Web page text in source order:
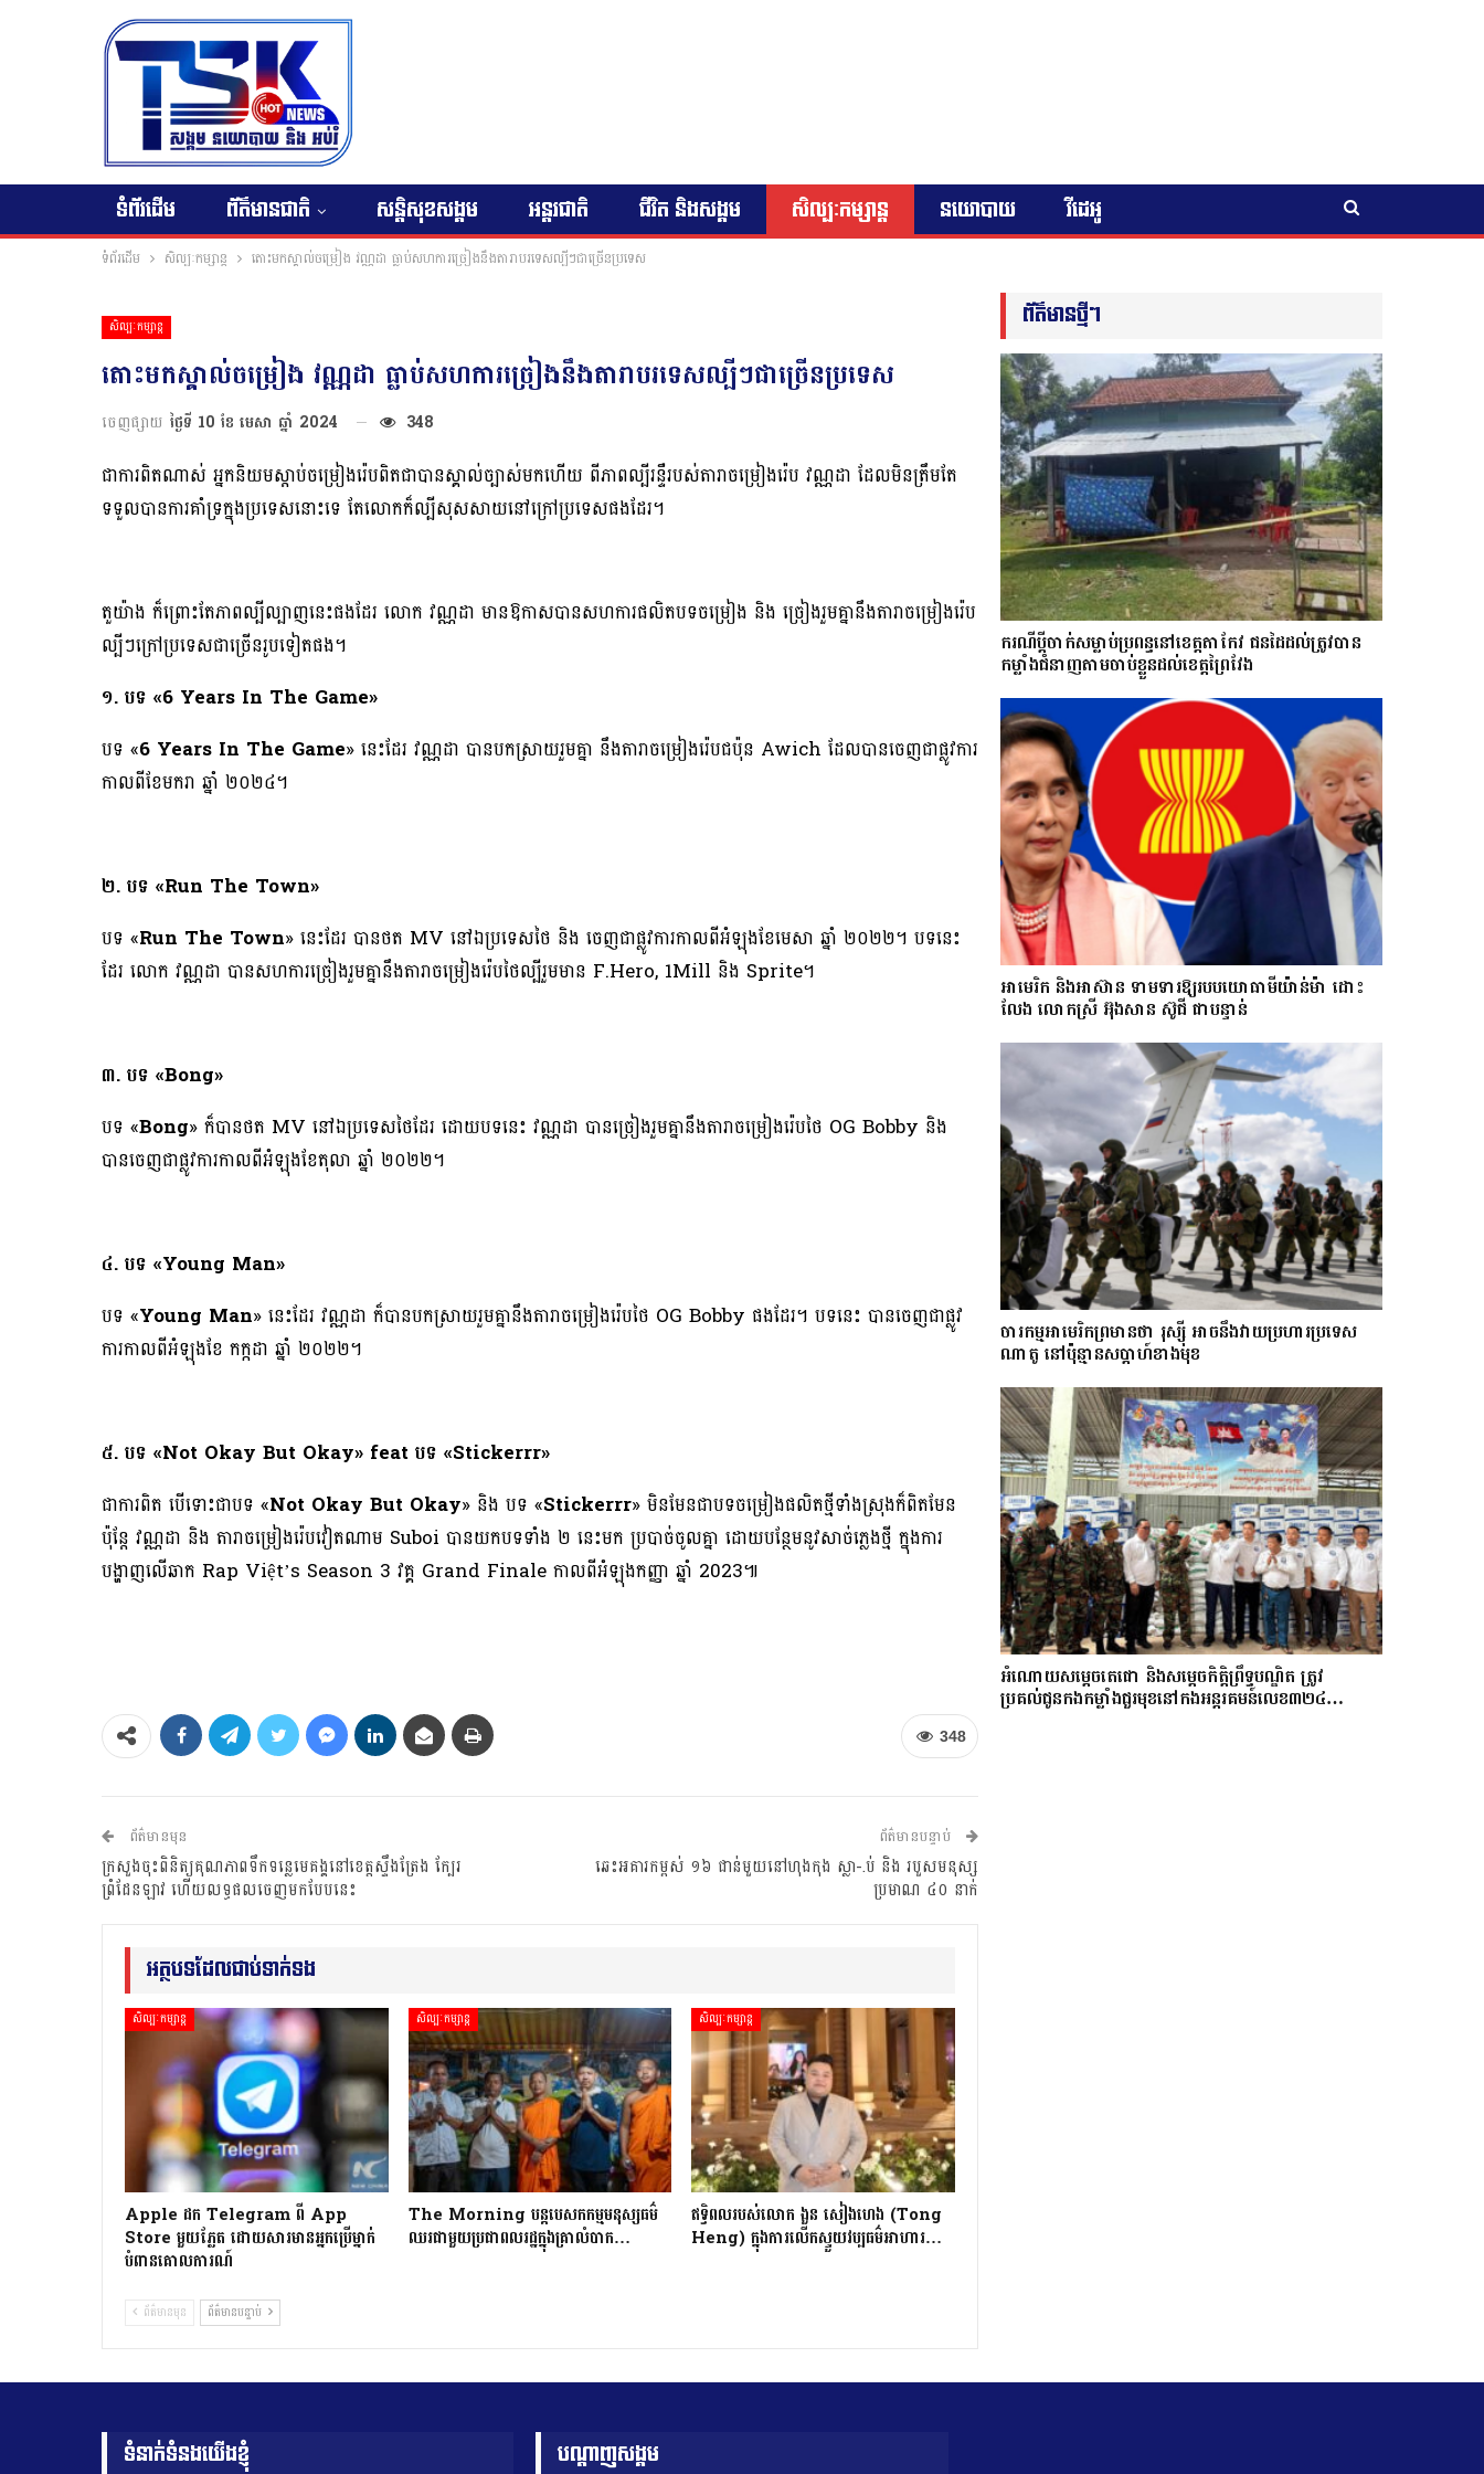
ទំព័រដើម ព័ត៌មានជាតិ សន្តិសុខសង្គម អន្តរជាតិ ជីវិត និងសង្គម សិល្បៈកម្សាន្ត នយោបាយ វីដេអូ
ទំព័រដើម សិល្បៈកម្សាន្ត តោះមកស្គាល់ចម្រៀង វណ្ណដា ធ្លាប់សហការច្រៀងនឹងតារាបរទេសល្បីៗជាច្រើនប្រទេស
សិល្បៈកម្សាន្ត
តោះមកស្គាល់ចម្រៀង វណ្ណដា ធ្លាប់សហការច្រៀងនឹងតារាបរទេសល្បីៗជាច្រើនប្រទេស
ចេញផ្សាយ ថ្ងៃទី 10 ខែ មេសា ឆ្នាំ 2024 348
ជាការពិតណាស់ អ្នកនិយមស្តាប់ចម្រៀងរ៉េបពិតជាបានស្គាល់ច្បាស់មកហើយ ពីភាពល្បីរន្ទឺរបស់តារាចម្រៀងរ៉េប វណ្ណដា ដែលមិនត្រឹមតែ
ទទួលបានការគាំទ្រក្នុងប្រទេសនោះទេ តែលោកក៏ល្បីសុសសាយនៅក្រៅប្រទេសផងដែរ។
តួយ៉ាង ក៏ព្រោះតែភាពល្បីល្បាញនេះផងដែរ លោក វណ្ណដា មានឱកាសបានសហការផលិតបទចម្រៀង និង ច្រៀងរួមគ្នានឹងតារាចម្រៀងរ៉េប
ល្បីៗក្រៅប្រទេសជាច្រើនរូបទៀតផង។
១. បទ «6 Years In The Game»
បទ «6 Years In The Game» នេះដែរ វណ្ណដា បានបកស្រាយរួមគ្នា នឹងតារាចម្រៀងរ៉េបជប៉ុន Awich ដែលបានចេញជាផ្លូវការ
កាលពីខែមករា ឆ្នាំ ២០២៤។
២. បទ «Run The Town»
បទ «Run The Town» នេះដែរ បានថត MV នៅឯប្រទេសថៃ និង ចេញជាផ្លូវការកាលពីអំឡុងខែមេសា ឆ្នាំ ២០២២។ បទនេះ
ដែរ លោក វណ្ណដា បានសហការច្រៀងរួមគ្នានឹងតារាចម្រៀងរ៉េបថៃល្បីរួមមាន F.Hero, 1Mill និង Sprite។
៣. បទ «Bong»
បទ «Bong» ក៏បានថត MV នៅឯប្រទេសថៃដែរ ដោយបទនេះ វណ្ណដា បានច្រៀងរួមគ្នានឹងតារាចម្រៀងរ៉េបថៃ OG Bobby និង
បានចេញជាផ្លូវការកាលពីអំឡុងខែតុលា ឆ្នាំ ២០២២។
៤. បទ «Young Man»
បទ «Young Man» នេះដែរ វណ្ណដា ក៏បានបកស្រាយរួមគ្នានឹងតារាចម្រៀងរ៉េបថៃ OG Bobby ផងដែរ។ បទនេះ បានចេញជាផ្លូវ
ការកាលពីអំឡុងខែ កក្កដា ឆ្នាំ ២០២២។
៥. បទ «Not Okay But Okay» feat បទ «Stickerrr»
ជាការពិត បើទោះជាបទ «Not Okay But Okay» និង បទ «Stickerrr» មិនមែនជាបទចម្រៀងផលិតថ្មីទាំងស្រុងក៏ពិតមែន
ប៉ុន្តែ វណ្ណដា និង តារាចម្រៀងរ៉េបវៀតណាម Suboi បានយកបទទាំង ២ នេះមក ប្របាច់ចូលគ្នា ដោយបន្ថែមនូវសាច់ភ្លេងថ្មី ក្នុងការ
បង្ហាញលើឆាក Rap Việt’s Season 3 វគ្គ Grand Finale កាលពីអំឡុងកញ្ញា ឆ្នាំ 2023៕
348
ព័ត៌មានមុន
ក្រសួងចុះពិនិត្យគុណភាពទឹកទន្លេមេគង្គនៅខេត្តស្ទឹងត្រែង ក្បែរ
ព្រំដែនឡាវ ហើយលទ្ធផលចេញមកបែបនេះ
ព័ត៌មានបន្ទាប់
ឆេះអគារកម្ពស់ ១៦ ជាន់មួយនៅហុងកុង ស្លា-.ប់ និង របួសមនុស្ស
ប្រមាណ ៤០ នាក់
អត្ថបទដែលជាប់ទាក់ទង
សិល្បៈកម្សាន្ត
Apple ដក Telegram ពី App
Store មួយភ្លែត ដោយសារមានអ្នកប្រើម្នាក់
បំពានគោលការណ៍
សិល្បៈកម្សាន្ត
The Morning បន្តបេសកកម្មមនុស្សធម៌
ឈរជាមួយប្រជាពលរដ្ឋក្នុងគ្រាលំបាក…
សិល្បៈកម្សាន្ត
ឥទ្ធិពលរបស់លោក ងួន សៀងហេង (Tong
Heng) ក្នុងការលើកស្ទួយវប្បធម៌អាហារ…
ព័ត៌មានមុន ព័ត៌មានបន្ទាប់
ព័ត៌មានថ្មីៗ
ករណីប្ដីចាក់សម្លាប់ប្រពន្ធនៅខេត្តតាកែវ ជនដៃដល់ត្រូវបាន
កម្លាំងជំនាញតាមចាប់ខ្លួនដល់ខេត្តព្រៃវែង
អាមេរិក និងអាស៊ាន ទាមទារឱ្យ​របបយោធាមីយ៉ាន់ម៉ា​ ដោះ​
លែង​ លោកស្រី អ៊ុងសាន ស៊ូជី ជា​បន្ទាន់
ចារកម្ម​អាមេរិក​ព្រមាន​ថា​ រុស្ស៊ី​ អាចនឹងវាយប្រហារប្រទេស​​
ណា​តូ ​នៅ​ប៉ុន្មាន​សប្តាហ៍​​ខាង​មុខ​​
អំណោយសម្តេចតេជោ និងសម្តេចកិត្តិព្រឹទ្ធបណ្ឌិត ត្រូវ
ប្រគល់ជូនកងកម្លាំងជួរមុខនៅកងអន្តរគមន៍លេខ៣២៤…
ទំនាក់ទំនងយើងខ្ញុំ បណ្តាញសង្គម